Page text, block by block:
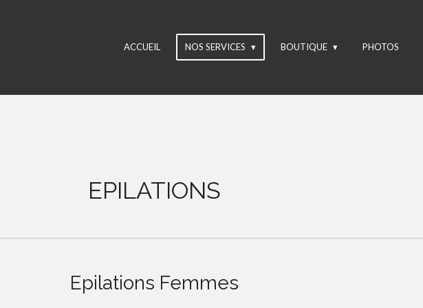
ACCUEIL NOS SERVICES BOUTIQUE PHOTOS
EPILATIONS
Epilations Femmes